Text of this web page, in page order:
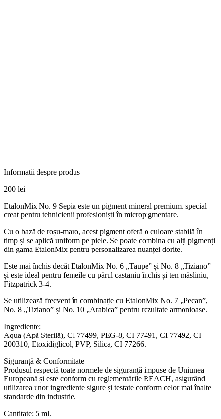
Informatii despre produs
200 lei
EtalonMix No. 9 Sepia este un pigment mineral premium, special
creat pentru tehnicienii profesioniști în micropigmentare.
Cu o bază de roșu-maro, acest pigment oferă o culoare stabilă în
timp și se aplică uniform pe piele. Se poate combina cu alți pigmenți
din gama EtalonMix pentru personalizarea nuanței dorite.
Este mai închis decât EtalonMix No. 6 „Taupe” și No. 8 „Tiziano”
și este ideal pentru femeile cu părul castaniu închis și ten măsliniu,
Fitzpatrick 3-4.
Se utilizează frecvent în combinație cu EtalonMix No. 7 „Pecan”,
No. 8 „Tiziano” și No. 10 „Arabica” pentru rezultate armonioase.
Ingrediente:
Aqua (Apă Sterilă), CI 77499, PEG-8, CI 77491, CI 77492, CI
200310, Etoxidiglicol, PVP, Silica, CI 77266.
Siguranță & Conformitate
Produsul respectă toate normele de siguranță impuse de Uniunea
Europeană și este conform cu reglementările REACH, asigurând
utilizarea unor ingrediente sigure și testate conform celor mai înalte
standarde din industrie.
Cantitate: 5 ml.